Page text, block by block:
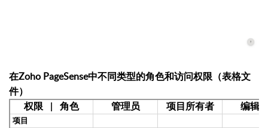
在Zoho PageSense中不同类型的角色和访问权限 （表格文
件）